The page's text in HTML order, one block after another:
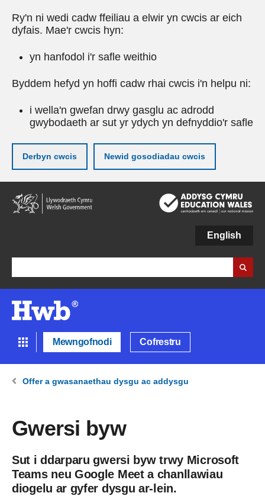
Ry'n ni wedi cadw ffeiliau a elwir yn cwcis ar eich
dyfais. Mae'r cwcis hyn:
yn hanfodol i'r safle weithio
Byddem hefyd yn hoffi cadw rhai cwcis i'n helpu ni:
i wella'n gwefan drwy gasglu ac adrodd
gwybodaeth ar sut yr ydych yn defnyddio'r safle
Derbyn cwcis Newid gosodiadau cwcis
Neidio
i'r
prif
English
Mewngofnodi Cofrestru
Offer a gwasanaethau dysgu ac addysgu
Gwersi byw
Sut i ddarparu gwersi byw trwy Microsoft
Teams neu Google Meet a chanllawiau
diogelu ar gyfer dysgu ar-lein.